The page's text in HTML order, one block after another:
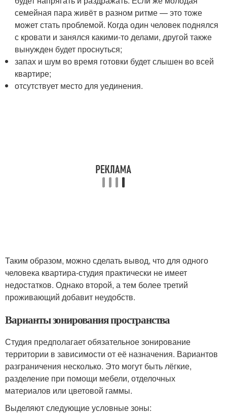
семейная пара живёт в разном ритме — это тоже
может стать проблемой. Когда один человек поднялся
с кровати и занялся какими-то делами, другой также
вынужден будет проснуться;
запах и шум во время готовки будет слышен во всей
квартире;
отсутствует место для уединения.
Таким образом, можно сделать вывод, что для одного
человека квартира-студия практически не имеет
недостатков. Однако второй, а тем более третий
проживающий добавит неудобств.
Варианты зонирования пространства
Студия предполагает обязательное зонирование
территории в зависимости от её назначения. Вариантов
разграничения несколько. Это могут быть лёгкие,
разделение при помощи мебели, отделочных
материалов или цветовой гаммы.
Выделяют следующие условные зоны: